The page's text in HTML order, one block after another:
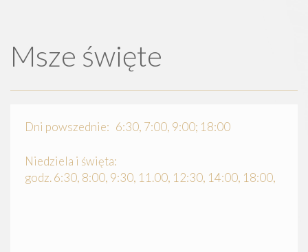
Msze święte
Dni powszednie: 6:30, 7:00, 9:00; 18:00
Niedziela i święta:
godz. 6:30, 8:00, 9:30, 11.00, 12:30, 14:00, 18:00,